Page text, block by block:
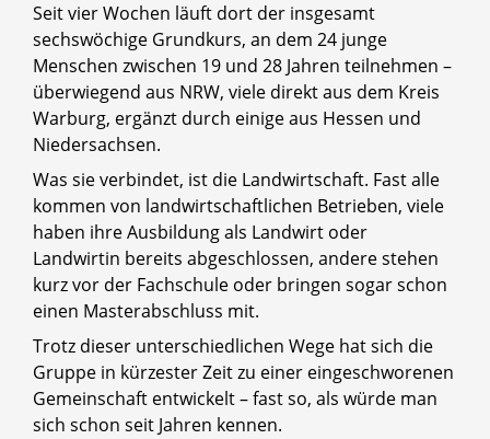
Seit vier Wochen läuft dort der insgesamt
sechswöchige Grundkurs, an dem 24 junge
Menschen zwischen 19 und 28 Jahren teilnehmen –
überwiegend aus NRW, viele direkt aus dem Kreis
Warburg, ergänzt durch einige aus Hessen und
Niedersachsen.
Was sie verbindet, ist die Landwirtschaft. Fast alle
kommen von landwirtschaftlichen Betrieben, viele
haben ihre Ausbildung als Landwirt oder
Landwirtin bereits abgeschlossen, andere stehen
kurz vor der Fachschule oder bringen sogar schon
einen Masterabschluss mit.
Trotz dieser unterschiedlichen Wege hat sich die
Gruppe in kürzester Zeit zu einer eingeschworenen
Gemeinschaft entwickelt – fast so, als würde man
sich schon seit Jahren kennen.